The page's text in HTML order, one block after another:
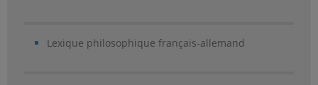
Lexique philosophique français-allemand